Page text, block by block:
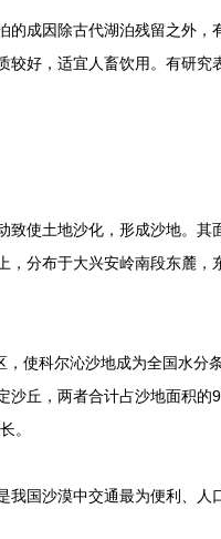
成因除古代湖泊残留之外，
好，适宜人畜饮用。有研究
使土地沙化，形成沙地。其
分布于大兴安岭南段东麓，
使科尔沁沙地成为全国水分
丘，两者合计占沙地面积的
。
国沙漠中交通最为便利、人